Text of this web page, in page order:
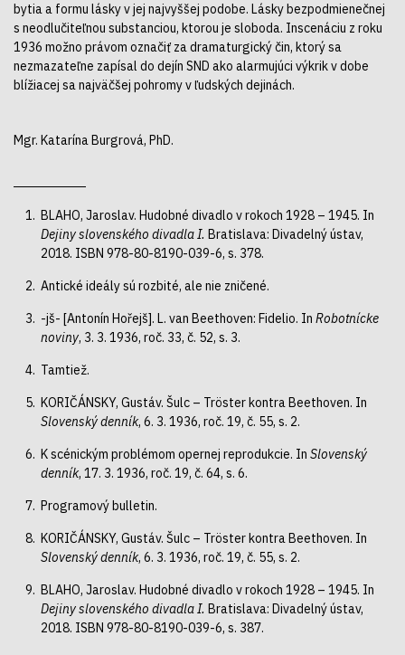
bytia a formu lásky v jej najvyššej podobe. Lásky bezpodmienečnej
s neodlučiteľnou substanciou, ktorou je sloboda. Inscenáciu z roku
1936 možno právom označiť za dramaturgický čin, ktorý sa
nezmazateľne zapísal do dejín SND ako alarmujúci výkrik v dobe
blížiacej sa najväčšej pohromy v ľudských dejinách.
Mgr. Katarína Burgrová, PhD.
BLAHO, Jaroslav. Hudobné divadlo v rokoch 1928 – 1945. In
Dejiny slovenského divadla I. Bratislava: Divadelný ústav,
2018. ISBN 978-80-8190-039-6, s. 378.
Antické ideály sú rozbité, ale nie zničené.
-jš- [Antonín Hořejš]. L. van Beethoven: Fidelio. In Robotnícke
noviny, 3. 3. 1936, roč. 33, č. 52, s. 3.
Tamtiež.
KORIČÁNSKY, Gustáv. Šulc – Tröster kontra Beethoven. In
Slovenský denník, 6. 3. 1936, roč. 19, č. 55, s. 2.
K scénickým problémom opernej reprodukcie. In Slovenský
denník, 17. 3. 1936, roč. 19, č. 64, s. 6.
Programový bulletin.
KORIČÁNSKY, Gustáv. Šulc – Tröster kontra Beethoven. In
Slovenský denník, 6. 3. 1936, roč. 19, č. 55, s. 2.
BLAHO, Jaroslav. Hudobné divadlo v rokoch 1928 – 1945. In
Dejiny slovenského divadla I. Bratislava: Divadelný ústav,
2018. ISBN 978-80-8190-039-6, s. 387.